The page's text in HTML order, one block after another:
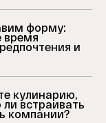
форму:
время
и
кулинарию,
ли встраивать
компании?